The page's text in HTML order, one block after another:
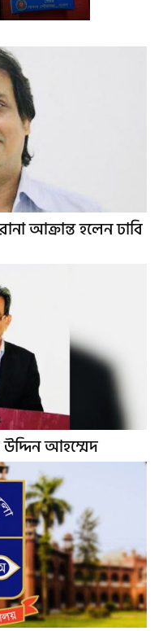
আক্রান্ত হলেন ঢাবি
উদ্দিন আহম্মেদ